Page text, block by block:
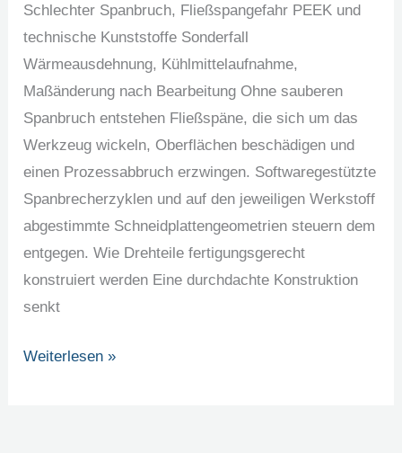
Schlechter Spanbruch, Fließspangefahr PEEK und
technische Kunststoffe Sonderfall
Wärmeausdehnung, Kühlmittelaufnahme,
Maßänderung nach Bearbeitung Ohne sauberen
Spanbruch entstehen Fließspäne, die sich um das
Werkzeug wickeln, Oberflächen beschädigen und
einen Prozessabbruch erzwingen. Softwaregestützte
Spanbrecherzyklen und auf den jeweiligen Werkstoff
abgestimmte Schneidplattengeometrien steuern dem
entgegen. Wie Drehteile fertigungsgerecht
konstruiert werden Eine durchdachte Konstruktion
senkt
Weiterlesen »